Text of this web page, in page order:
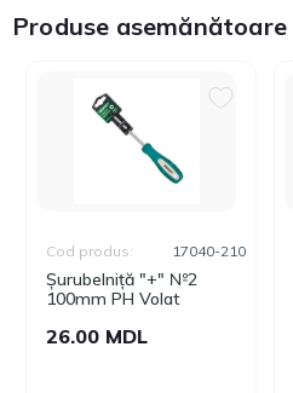
Produse asemănătoare
Șurubelniță "+" №2
100mm PH Volat
Cod produs: 17040-210
26.00 MDL